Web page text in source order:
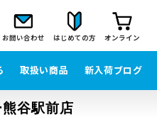
お問い合わせ はじめての方 オンライン
取扱い商品 新入荷ブログ
熊谷駅前店